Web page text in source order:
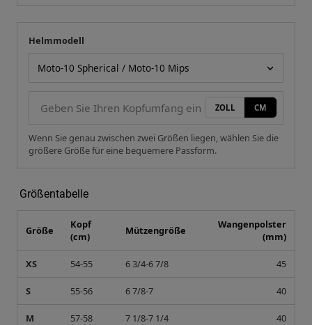
Ihre Messung
Helmmodell
ZOLL CM
Wenn Sie genau zwischen zwei Größen liegen, wählen Sie die
größere Größe für eine bequemere Passform.
Größentabelle
Größe
Kopf
(cm)
Mützengröße
Wangenpolster
(mm)
XS 54-55 6 3/4-6 7/8 45
S 55-56 6 7/8-7 40
M 57-58 7 1/8-7 1/4 40